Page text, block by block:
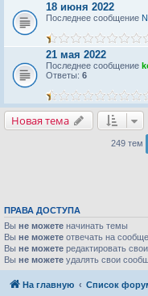
18 июня 2022
Последнее сообщение
21 мая 2022
Последнее сообщение
Ответы: 6
Новая тема
249 тем
ПРАВА ДОСТУПА
Вы не можете начинать темы
Вы не можете отвечать на
Вы не можете редактировать
Вы не можете удалять свои
На главную Список